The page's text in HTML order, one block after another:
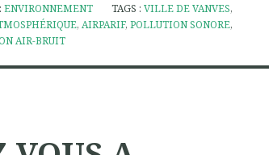
ENVIRONNEMENT TAGS :VILLE DE VANVES,
, AIRPARIF, POLLUTION SONORE,
AIR-BRUIT